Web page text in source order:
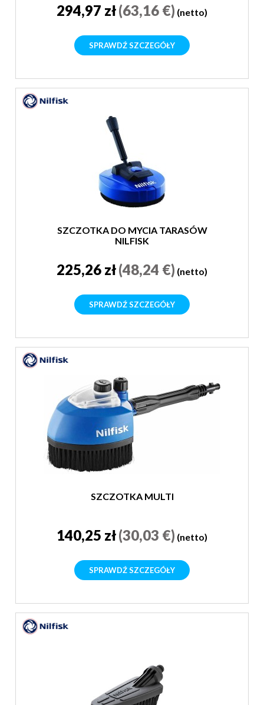
294,97 zł(63,16 €) (netto)
SPRAWDŹ SZCZEGÓŁY
SZCZOTKA DO MYCIA TARASÓW
NILFISK
225,26 zł(48,24 €) (netto)
SPRAWDŹ SZCZEGÓŁY
SZCZOTKA MULTI
140,25 zł(30,03 €) (netto)
SPRAWDŹ SZCZEGÓŁY